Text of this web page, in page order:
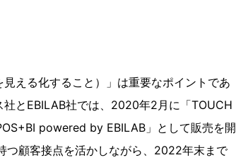
える化すること）」は重要なポイントであ
とEBILAB社では、2020年2月に「TOUCH
powered by EBILAB」として販売を開
つ顧客接点を活かしながら、2022年末まで